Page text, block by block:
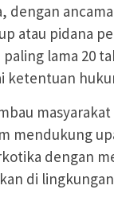
dengan
atau pidana
lama 20
ketentuan
mendukung
dengan
di